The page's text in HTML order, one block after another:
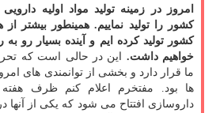
کشور را تولید نماییم. همینطور بیشتر
کشور تولید کرده ایم و آینده بسیار رو
خواهیم داشت.
این در حالی است که
ما قرار دارد و بخشی از توانمندی های
ها بود. مفتخرم اعلام کنم ظرف هفته
داروسازی افتتاح می شود که یکی از آنها